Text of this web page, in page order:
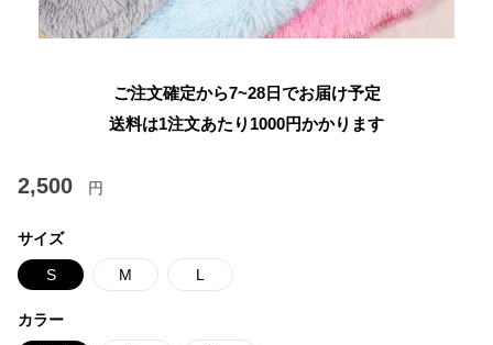
ご注文確定から7~28日でお届け予定
送料は1注文あたり 1000円かかります
2,500 円
サイズ
S M L
カラー